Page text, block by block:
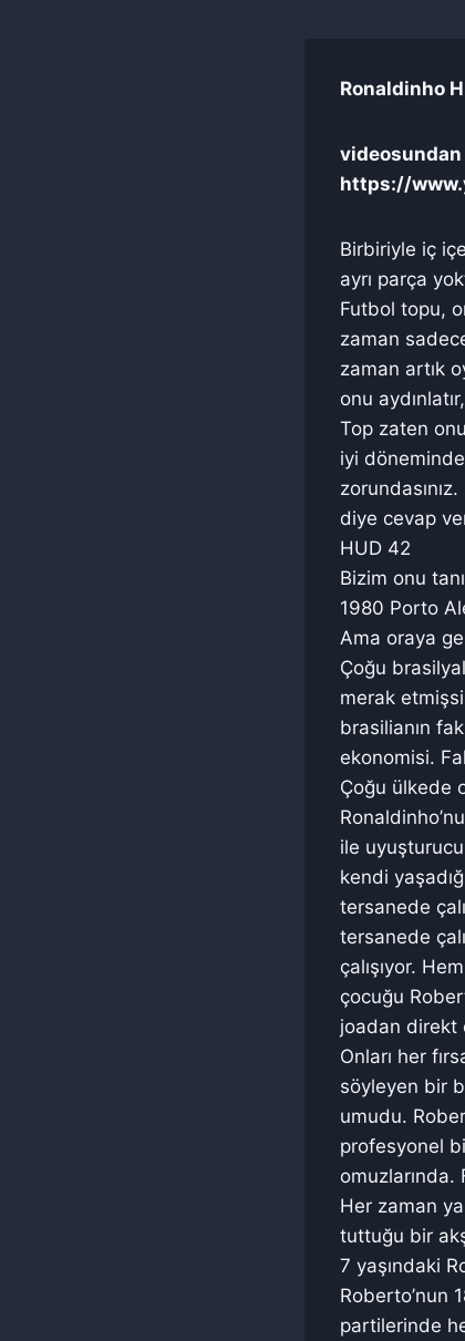
Ronaldinho
videosundan
https://
Birbiriyle iç
ayrı parça
Futbol topu,
zaman
zaman artık
onu
Top zaten
iyi
diye cevap
HUD 42
Bizim onu
1980 Porto
Ama oraya
Çoğu
merak
brasilianın
ekonomisi.
Çoğu ülkede
ile
kendi
tersanede
tersanede
çalışıyor.
çocuğu
joadan direkt
Onları her
söyleyen bir
umudu.
profesyonel
omuzlarında.
Her zaman
tuttuğu bir
7 yaşındaki
Roberto’nun
partilerinde